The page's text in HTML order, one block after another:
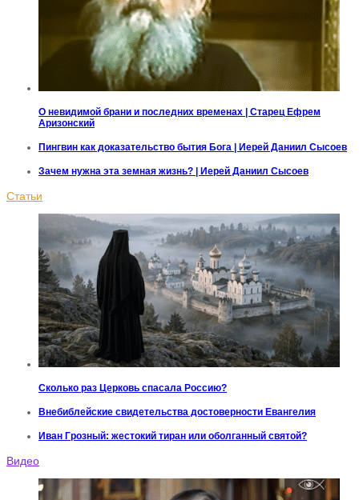
О невидимой брани и последних временах | Старец Ефрем
Аризонский
Пингвин как доказательство бытия Бога | Иерей Даниил Сысоев
Зачем нужна эта земная жизнь? | Иерей Даниил Сысоев
Статьи
Сколько раз Церковь спасала Россию?
Внебиблейские свидетельства достоверности Евангелия
Иван Грозный: жестокий тиран или оболганный святой?
Видео